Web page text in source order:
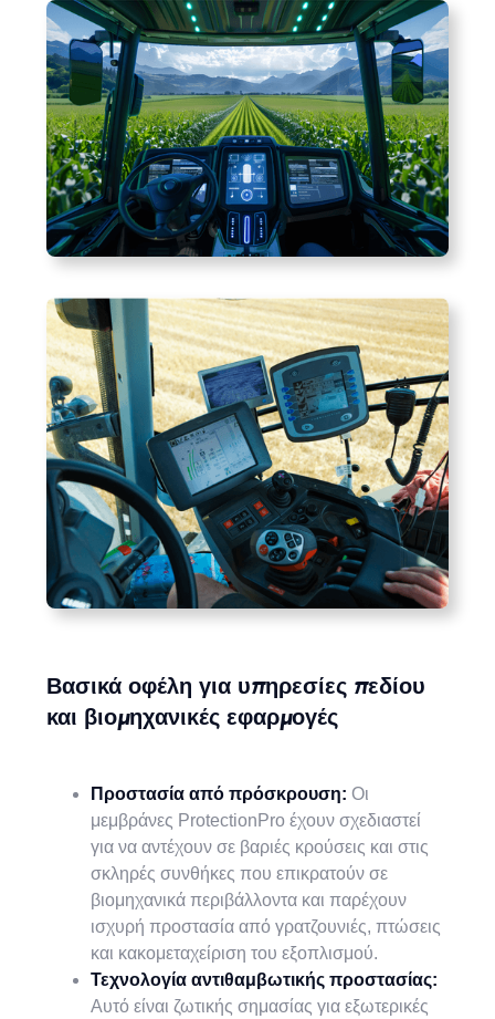
Βασικά οφέλη για υπηρεσίες πεδίου
και βιομηχανικές εφαρμογές
Προστασία από πρόσκρουση: Οι
μεμβράνες ProtectionPro έχουν σχεδιαστεί
για να αντέχουν σε βαριές κρούσεις και στις
σκληρές συνθήκες που επικρατούν σε
βιομηχανικά περιβάλλοντα και παρέχουν
ισχυρή προστασία από γρατζουνιές, πτώσεις
και κακομεταχείριση του εξοπλισμού.
Τεχνολογία αντιθαμβωτικής προστασίας:
Αυτό είναι ζωτικής σημασίας για εξωτερικές